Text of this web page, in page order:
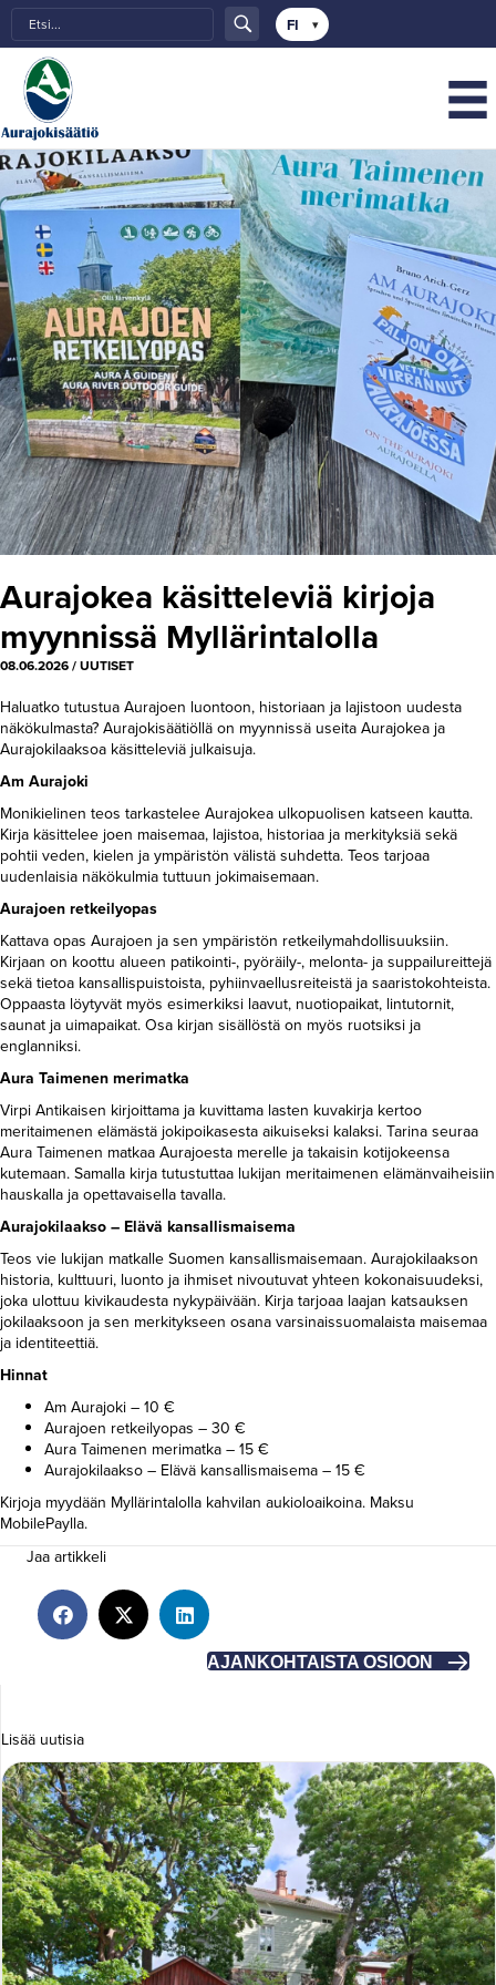
Choose
a
Aurajokea käsitteleviä kirjoja
myynnissä Myllärintalolla
08.06.2026/UUTISET
Haluatko tutustua Aurajoen luontoon, historiaan ja lajistoon uudesta
näkökulmasta? Aurajokisäätiöllä on myynnissä useita Aurajokea ja
Aurajokilaaksoa käsitteleviä julkaisuja.
Am Aurajoki
Monikielinen teos tarkastelee Aurajokea ulkopuolisen katseen kautta.
Kirja käsittelee joen maisemaa, lajistoa, historiaa ja merkityksiä sekä
pohtii veden, kielen ja ympäristön välistä suhdetta. Teos tarjoaa
uudenlaisia näkökulmia tuttuun jokimaisemaan.
Aurajoen retkeilyopas
Kattava opas Aurajoen ja sen ympäristön retkeilymahdollisuuksiin.
Kirjaan on koottu alueen patikointi-, pyöräily-, melonta- ja suppailureittejä
sekä tietoa kansallispuistoista, pyhiinvaellusreiteistä ja saaristokohteista.
Oppaasta löytyvät myös esimerkiksi laavut, nuotiopaikat, lintutornit,
saunat ja uimapaikat. Osa kirjan sisällöstä on myös ruotsiksi ja
englanniksi.
Aura Taimenen merimatka
Virpi Antikaisen kirjoittama ja kuvittama lasten kuvakirja kertoo
meritaimenen elämästä jokipoikasesta aikuiseksi kalaksi. Tarina seuraa
Aura Taimenen matkaa Aurajoesta merelle ja takaisin kotijokeensa
kutemaan. Samalla kirja tutustuttaa lukijan meritaimenen elämänvaiheisiin
hauskalla ja opettavaisella tavalla.
Aurajokilaakso – Elävä kansallismaisema
Teos vie lukijan matkalle Suomen kansallismaisemaan. Aurajokilaakson
historia, kulttuuri, luonto ja ihmiset nivoutuvat yhteen kokonaisuudeksi,
joka ulottuu kivikaudesta nykypäivään. Kirja tarjoaa laajan katsauksen
jokilaaksoon ja sen merkitykseen osana varsinaissuomalaista maisemaa
ja identiteettiä.
Hinnat
Am Aurajoki – 10 €
Aurajoen retkeilyopas – 30 €
Aura Taimenen merimatka – 15 €
Aurajokilaakso – Elävä kansallismaisema – 15 €
Kirjoja myydään Myllärintalolla kahvilan aukioloaikoina. Maksu
MobilePaylla.
Jaa artikkeli
AJANKOHTAISTA OSIOON
Lisää uutisia